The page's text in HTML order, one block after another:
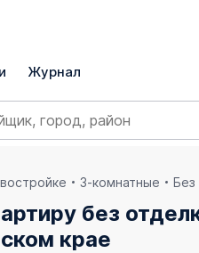
Журнал
3-комнатные Без
без
крае